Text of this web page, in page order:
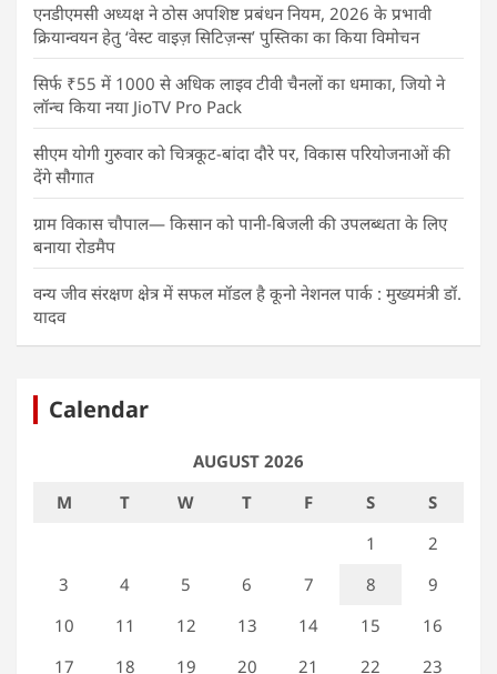
एनडीएमसी अध्यक्ष ने ठोस अपशिष्ट प्रबंधन नियम, 2026 के प्रभावी
क्रियान्वयन हेतु ‘वेस्ट वाइज़ सिटिज़न्स’ पुस्तिका का किया विमोचन
सिर्फ ₹55 में 1000 से अधिक लाइव टीवी चैनलों का धमाका, जियो ने
लॉन्च किया नया JioTV Pro Pack
सीएम योगी गुरुवार को चित्रकूट-बांदा दौरे पर, विकास परियोजनाओं की
देंगे सौगात
ग्राम विकास चौपाल— किसान को पानी-बिजली की उपलब्धता के लिए
बनाया रोडमैप
वन्य जीव संरक्षण क्षेत्र में सफल मॉडल है कूनो नेशनल पार्क : मुख्यमंत्री डॉ.
यादव
Calendar
AUGUST 2026
M
T W T F S
S
1
2
3
4 5 6 7 8
9
10
11 12 13 14 15
16
17
18 19 20 21 22 23